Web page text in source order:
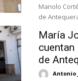
Manolo
de
María
cuentan
de
Antonio